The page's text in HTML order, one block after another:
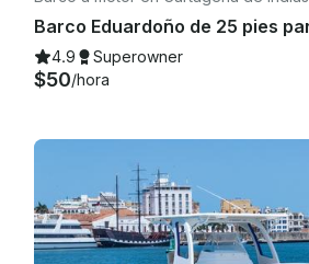
4.9 Superowner
$50/hora